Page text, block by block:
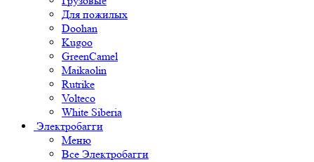
Для пожилых
Doohan
Kugoo
GreenCamel
Maikaolin
Rutrike
Volteco
White Siberia
Электробагги
Меню
Все Электробагги